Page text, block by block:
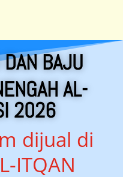
BAJU
AL-
2026
dijual di
ITQAN